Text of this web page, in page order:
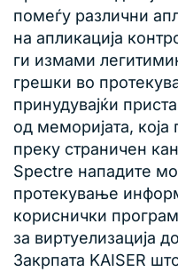
помеѓу различни
на апликација
ги измами
грешки во
принудувајќи
од меморијата,
преку страничен
Spectre нападите
протекување
кориснички
за виртуелизација
Закрпата KAISER